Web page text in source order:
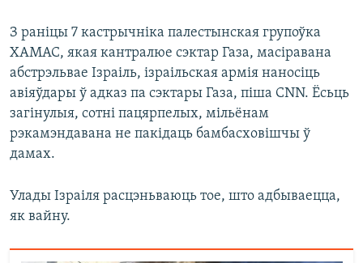
З раніцы 7 кастрычніка палестынская групоўка
ХАМАС, якая кантралюе сэктар Газа, масіравана
абстрэльвае Ізраіль, ізраільская армія наносіць
авіяўдары ў адказ па сэктары Газа, піша CNN. Ёсьць
загінулыя, сотні пацярпелых, мільёнам
рэкамэндавана не пакідаць бамбасховішчы ў
дамах.
Улады Ізраіля расцэньваюць тое, што адбываецца,
як вайну.